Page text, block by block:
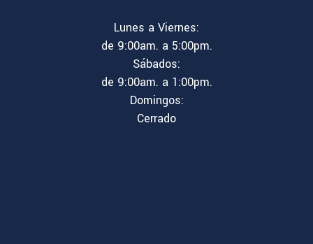
Lunes a Viernes:
de 9:00am. a 5:00pm.
Sábados:
de 9:00am. a 1:00pm.
Domingos:
Cerrado